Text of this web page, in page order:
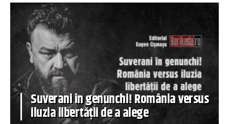
Suverani în genunchi! România versus
iluzia libertății de a alege